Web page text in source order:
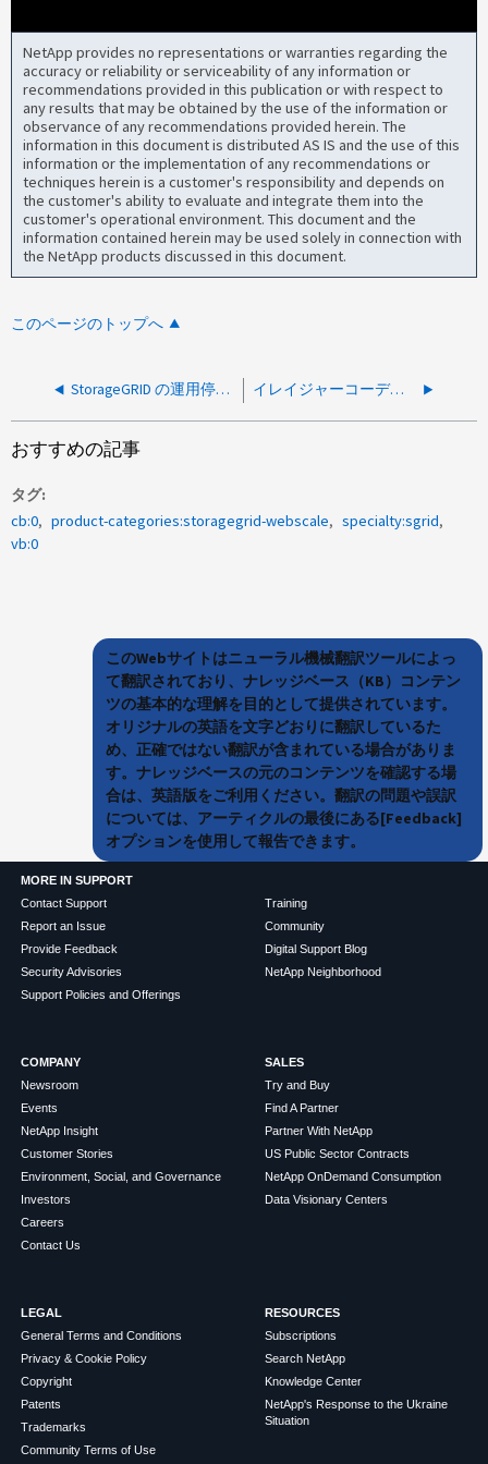
NetApp provides no representations or warranties regarding the
accuracy or reliability or serviceability of any information or
recommendations provided in this publication or with respect to
any results that may be obtained by the use of the information or
observance of any recommendations provided herein. The
information in this document is distributed AS IS and the use of this
information or the implementation of any recommendations or
techniques herein is a customer's responsibility and depends on
the customer's ability to evaluate and integrate them into the
customer's operational environment. This document and the
information contained herein may be used solely in connection with
the NetApp products discussed in this document.
このページのトップへ
StorageGRID の運用停止は、ストレージ グレードのノードが不足しているため、イレイジャー コーディング データで一時停止しました イレイジャーコーディングされたデータでStorageGRIDの運用停止プロセスが停止する
おすすめの記事
タグ
cb:0
product-categories:storagegrid-webscale
specialty:sgrid
vb:0
このWebサイトはニューラル機械翻訳ツールによっ
て翻訳されており、ナレッジベース（KB）コンテン
ツの基本的な理解を目的として提供されています。
オリジナルの英語を文字どおりに翻訳しているた
め、正確ではない翻訳が含まれている場合がありま
す。ナレッジベースの元のコンテンツを確認する場
合は、英語版をご利用ください。翻訳の問題や誤訳
については、アーティクルの最後にある[Feedback]
オプションを使用して報告できます。
MORE IN SUPPORT
Contact Support
Report an Issue
Provide Feedback
Security Advisories
Support Policies and Offerings
Training
Community
Digital Support Blog
NetApp Neighborhood
COMPANY
Newsroom
Events
NetApp Insight
Customer Stories
Environment, Social, and Governance
Investors
Careers
Contact Us
SALES
Try and Buy
Find A Partner
Partner With NetApp
US Public Sector Contracts
NetApp OnDemand Consumption
Data Visionary Centers
LEGAL
General Terms and Conditions
Privacy & Cookie Policy
Copyright
Patents
Trademarks
Community Terms of Use
RESOURCES
Subscriptions
Search NetApp
Knowledge Center
NetApp's Response to the Ukraine
Situation